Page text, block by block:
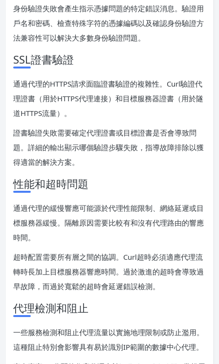
身份驗證失敗會產生指示憑據問題的特定錯誤消息。驗證用
戶名和密碼、檢查特殊字符的憑據編碼以及確認身份驗證方
法兼容性可以解決大多數身份驗證問題。
SSL證書驗證
通過代理的HTTPS請求面臨證書驗證的複雜性。Curl驗證代
理證書（用於HTTPS代理連接）和目標服務器證書（用於隧
道HTTPS流量）。
證書驗證失敗需要確定代理證書或目標證書是否會導致問
題。詳細的輸出顯示哪個驗證步驟失敗，指導故障排除以獲
得適當的解決方案。
性能和超時問題
通過代理的緩慢響應可能源於代理性能限制、網絡延遲或目
標服務器緩慢。隔離原因需要比較有和沒有代理路由的響應
時間。
超時配置需要所有層之間的協調。Curl超時必須適應代理流
轉時長加上目標服務器響應時間。過於激進的超時會導致過
早故障，而過於寬鬆的超時會延遲錯誤檢測。
代理檢測和阻止
一些服務檢測和阻止代理流量以實施地理限制或防止濫用。
這種阻止特別會影響具有易於識別IP範圍的數據中心代理。